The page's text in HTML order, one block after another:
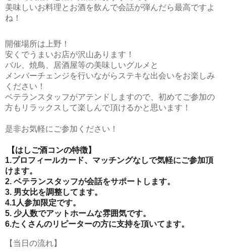
美味しいお料理とお酒を飲んで会話が弾んだら最高ですよ
ね！
開催場所は上野！
安くでうまいお店が沢山あります！
バル、焼鳥、居酒屋等の美味しいグルメと
メンバーチェンジを行いながらステキな出会いをお楽しみ
ください！
ベテランスタッフがアテンドしますので、初めてご参加の
方もリラックスして楽しんで頂けるかと思います！
是非お気軽にご参加ください！
【はしご酒コンの特徴】
1.プロフィールカード、マッチングなしで気軽にご参加頂
けます。
2. ベテランスタッフが会話をサポートします。
3. 男女比を調整してます。
4.1人参加限定です。
5. 少人数でアットホームな雰囲気です。
6.たくさんのリピーターの方に支持を頂いてます。
【当日の流れ】